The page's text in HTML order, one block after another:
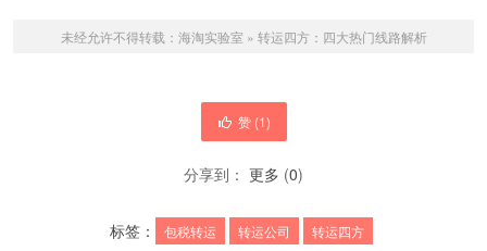
未经允许不得转载： 海淘实验室 » 转运四方：四大热门线路解析
赞 (1)
分享到： 更多 (0)
标签： 包税转运 转运公司 转运四方